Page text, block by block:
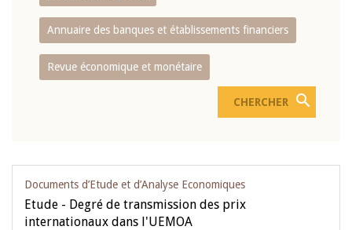
Annuaire des banques et établissements financiers
Revue économique et monétaire
Documents d’Etude et d’Analyse Economiques
Etude - Degré de transmission des prix
internationaux dans l'UEMOA